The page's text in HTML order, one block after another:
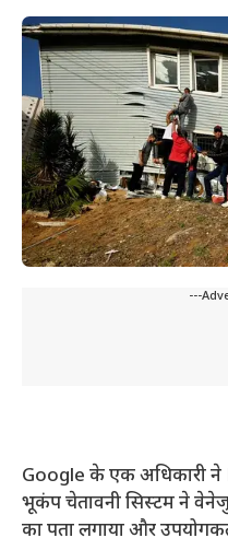
---
Google के एक अधिकारी ने
भूकंप चेतावनी सिस्टम ने
का पता लगाया और